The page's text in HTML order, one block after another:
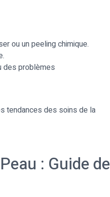
ou un peeling chimique.
des problèmes
tendances des soins de la
: Guide de